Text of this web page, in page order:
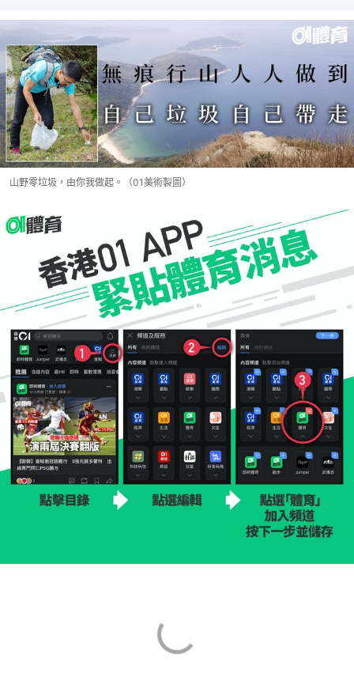
山野零垃圾，由你我做起。（01美術製圖）